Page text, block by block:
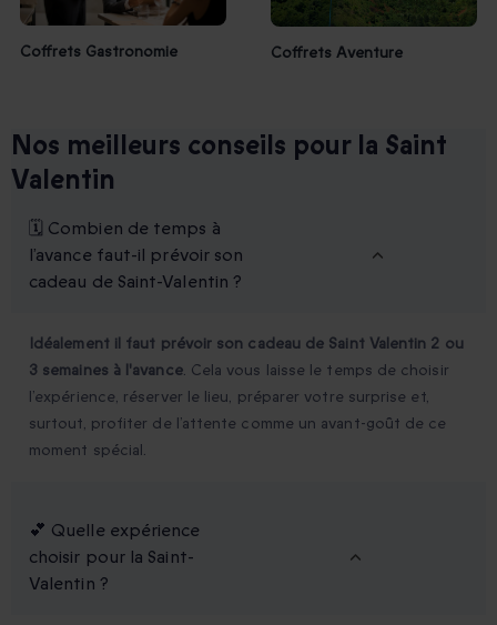
Coffrets Gastronomie Coffrets Aventure
Nos meilleurs conseils pour la Saint
Valentin
🗓️ Combien de temps à
l’avance faut-il prévoir son
cadeau de Saint-Valentin ?
Idéalement il faut prévoir son cadeau de Saint Valentin 2 ou
3 semaines à l'avance. Cela vous laisse le temps de choisir
l’expérience, réserver le lieu, préparer votre surprise et,
surtout, profiter de l’attente comme un avant-goût de ce
moment spécial.
💕 Quelle expérience
choisir pour la Saint-
Valentin ?